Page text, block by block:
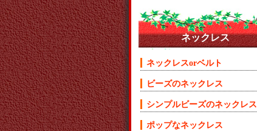
ネックレス
ネックレスorベルト
ビーズのネックレス
シンプルビーズのネックレス
ポップなネックレス